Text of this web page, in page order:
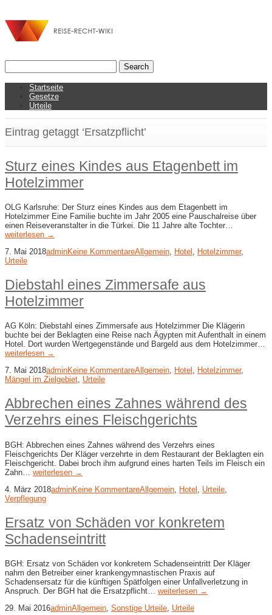
Startseite
Gesetze
Urteile
Eintrag getaggt ‘Ersatzpflicht’
Sturz eines Kindes aus Etagenbett im
Hotelzimmer
OLG Karlsruhe: Der Sturz eines Kindes aus dem Etagenbett im
Hotelzimmer Eine Familie buchte im Jahr 2005 eine Pauschalreise über
einen Reiseveranstalter in die Türkei. Die 11 Jahre alte Tochter…
weiterlesen →
7. Mai 2018adminKeine KommentareAllgemein, Hotel , Hotelzimmer,
Urteile
Diebstahl eines Zimmersafe aus
Hotelzimmer
AG Köln: Diebstahl eines Zimmersafe aus Hotelzimmer Die Klägerin
buchte bei der Beklagten eine Reise nach Ägypten mit Aufenthalt in einem
Hotel. Dort wurden Wertgegenstände und Bargeld aus dem Hotelzimmer…
weiterlesen →
7. Mai 2018adminKeine KommentareAllgemein, Hotel , Hotelzimmer,
Mängel im Zielgebiet, Urteile
Abbrechen eines Zahnes während des
Verzehrs eines Fleischgerichts
BGH: Abbrechen eines Zahnes während des Verzehrs eines
Fleischgerichts Der Kläger verzehrte in dem Restaurant der Beklagten ein
Fleischgericht. Dabei broch ihm aufgrund eines harten Teils im Fleisch ein
Zahn… weiterlesen →
4. März 2018adminKeine KommentareAllgemein Hotel Urteile
Verpflegung
Ersatz von Schäden vor konkretem
Schadenseintritt
BGH: Ersatz von Schäden vor konkretem Schadenseintritt Der Kläger
nahm den Betreiber einer krankengymnastischen Praxis auf
Schadensersatz für die künftigen Spätfolgen einer Unfallverletzung in
Anspruch. Der BGH hat die Ersatzpflicht… weiterlesen →
29. Mai 2016adminAllgemein Sonstige Urteile Urteile